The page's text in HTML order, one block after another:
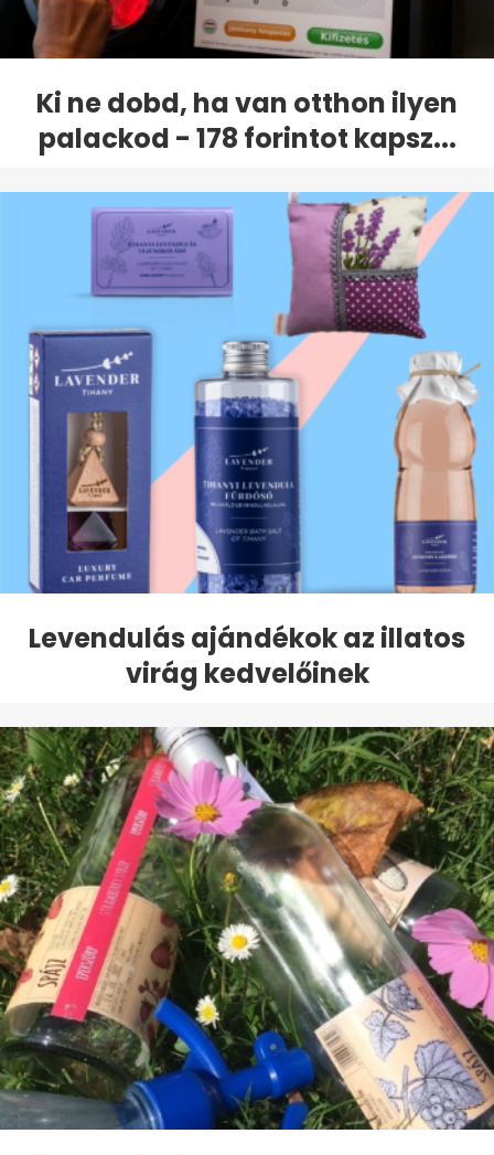
Ki ne dobd, ha van otthon ilyen
palackod - 178 forintot kapsz...
Levendulás ajándékok az illatos
virág kedvelőinek